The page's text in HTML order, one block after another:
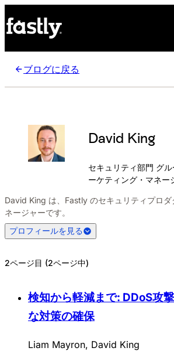
ブログに戻る
David King
セキュリティ部門 グ
ーケティング・マネー
David King は、Fastly のセキュリティプロダ
ネージャーです。
プロフィールを見る
2ページ目 (2ページ中)
検知から軽減まで: DDoS攻
な対策の確保
Liam Mayron, David King